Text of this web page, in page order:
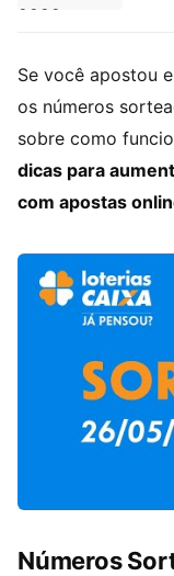
Se você apostou
os números
sobre como
dicas para
com apostas
Números